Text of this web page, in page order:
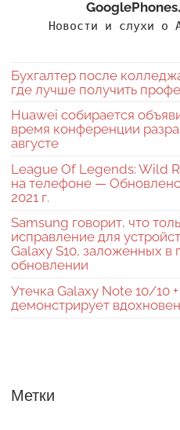
Новости и слухи о
Бухгалтер после
где лучше получить
Huawei собирается
время конференции
августе
League Of Legends: Wild
на телефоне — Обновлено
2021 г.
Samsung говорит, что
исправление для
Galaxy S10, заложенных в
обновлении
Утечка Galaxy Note 10/10 +
демонстрирует
Метки